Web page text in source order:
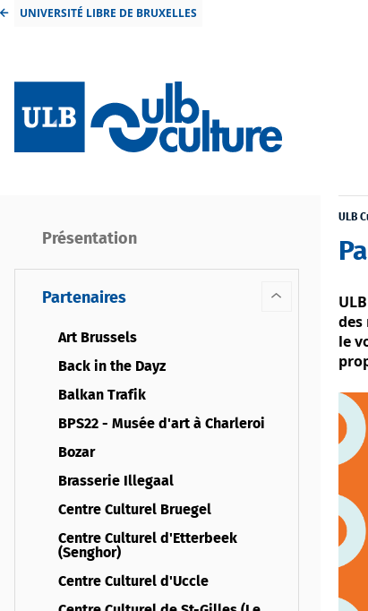
UNIVERSITÉ LIBRE DE BRUXELLES
Présentation
Partenaires
Art Brussels
Back in the Dayz
Balkan Trafik
BPS22 - Musée d'art à Charleroi
Bozar
Brasserie Illegaal
Centre Culturel Bruegel
Centre Culturel d'Etterbeek
(Senghor)
Centre Culturel d'Uccle
ULB
le